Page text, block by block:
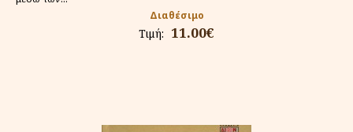
Διαθέσιμο
Τιμή: 11.00€